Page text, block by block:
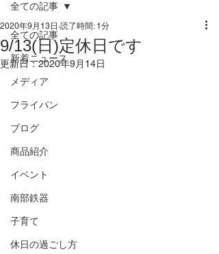
全ての記事
新着ニュース
メディア
フライパン
ブログ
商品紹介
イベント
南部鉄器
子育て
休日の過ごし方
全ての記事
9/13(日)定休日です
2020年9月13日 読了時間: 1分
更新日：2020年9月14日